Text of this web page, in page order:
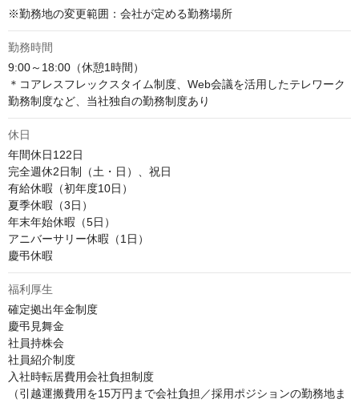
※勤務地の変更範囲：会社が定める勤務場所
勤務時間
9:00～18:00（休憩1時間）
＊コアレスフレックスタイム制度、Web会議を活用したテレワーク
勤務制度など、当社独自の勤務制度あり
休日
年間休日122日
完全週休2日制（土・日）、祝日
有給休暇（初年度10日）
夏季休暇（3日）
年末年始休暇（5日）
アニバーサリー休暇（1日）
慶弔休暇
福利厚生
確定拠出年金制度
慶弔見舞金
社員持株会
社員紹介制度
入社時転居費用会社負担制度
（引越運搬費用を15万円まで会社負担／採用ポジションの勤務地ま